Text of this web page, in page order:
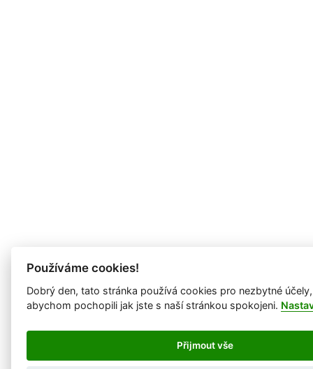
Používáme cookies!
Dobrý den, tato stránka používá cookies pro nezbytné
abychom pochopili jak jste s naší stránkou spokojeni.
Přijmout vše